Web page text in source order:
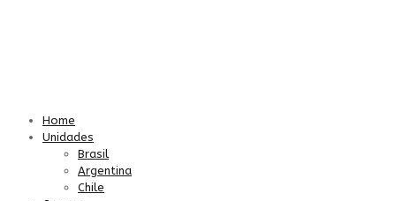
Home
Unidades
Brasil
Argentina
Chile